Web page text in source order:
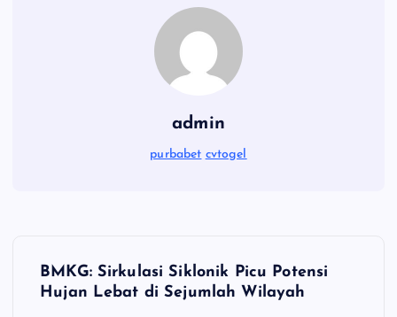
admin
purbabet cvtogel
BMKG: Sirkulasi Siklonik Picu Potensi
Hujan Lebat di Sejumlah Wilayah